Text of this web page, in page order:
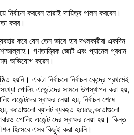
নির্বাচন করবেন তারাই দায়িত্ব পালন করবেন।
করব।
করে যেন তেন ভাবে হাব দখলকারীরা একদিন
গণতান্ত্রিক জোট এবং প্যানেল প্রধান
অভিযোগ করেন।
হয়নি। একটা নির্বাচনে নির্বাচন কেন্দ্রে প্রথমেই
পোলিং এজেন্টদের সামনে উপস্থাপন করা হয়,
এজেন্টদের স্বাক্ষর নেয়া হয়, নির্বাচন শেষে
কতোগুলো ব্যালট ব্যবহৃত হয়েছে,কতোগুলো
পোলিং এজেন্ট দের স্বাক্ষর নেয়া হয়। কিন্ত
হিসেবে এসব কিছুই করা হয়নি।